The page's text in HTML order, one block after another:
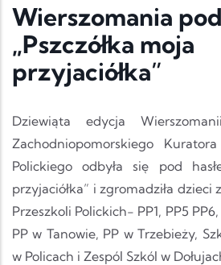
Wierszomania pod
„Pszczółka moja
przyjaciółka”
Dziewiąta edycja
Zachodniopomorskiego
Polickiego odbyła się pod
przyjaciółka” i zgromadziła
Przeszkoli Polickich- PP1, PP5 PP6,
PP w Tanowie, PP w Trzebieży,
w Policach i Zespól Szkól w